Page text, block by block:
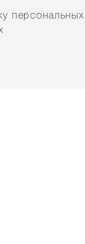
персональных